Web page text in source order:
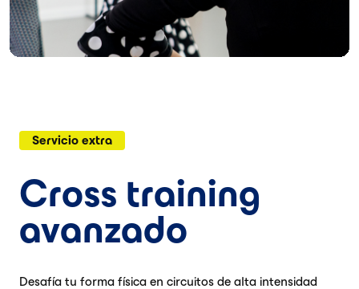
Servicio extra
Cross training
avanzado
Desafía tu forma física en circuitos de alta intensidad